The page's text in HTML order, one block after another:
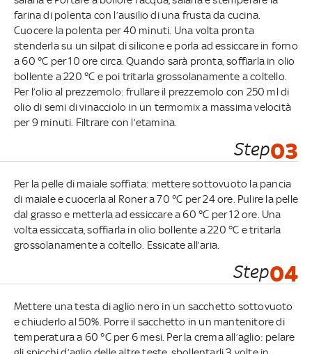
farina di polenta con l’ausilio di una frusta da cucina.
Cuocere la polenta per 40 minuti. Una volta pronta
stenderla su un silpat di silicone e porla ad essiccare in forno
a 60 °C per 10 ore circa. Quando sarà pronta, soffiarla in olio
bollente a 220 °C e poi tritarla grossolanamente a coltello.
Per l’olio al prezzemolo: frullare il prezzemolo con 250 ml di
olio di semi di vinacciolo in un termomix a massima velocità
per 9 minuti. Filtrare con l’etamina.
Step03
Per la pelle di maiale soffiata: mettere sottovuoto la pancia
di maiale e cuocerla al Roner a 70 °C per 24 ore. Pulire la pelle
dal grasso e metterla ad essiccare a 60 °C per 12 ore. Una
volta essiccata, soffiarla in olio bollente a 220 °C e tritarla
grossolanamente a coltello. Essicate all’aria.
Step04
Mettere una testa di aglio nero in un sacchetto sottovuoto
e chiuderlo al 50%. Porre il sacchetto in un mantenitore di
temperatura a 60 °C per 6 mesi. Per la crema all’aglio: pelare